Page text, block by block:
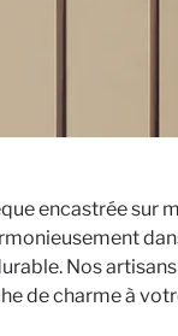
encastrée
Nos
de charme à